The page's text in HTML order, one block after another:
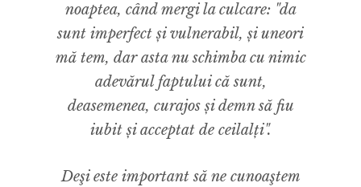
noaptea, când mergi la culcare: "da
sunt imperfect și vulnerabil, și uneori
mă tem, dar asta nu schimba cu nimic
adevărul faptului că sunt,
deasemenea, curajos și demn să fiu
iubit și acceptat de ceilalți".
Deşi este important să ne cunoaştem